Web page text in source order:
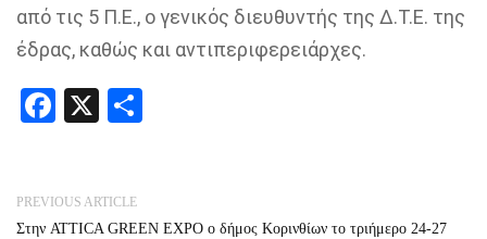
από τις 5 Π.Ε., ο γενικός διευθυντής της Δ.Τ.Ε. της
έδρας, καθώς και αντιπεριφερειάρχες.
Facebook
X
PREVIOUS ARTICLE
Στην ATTICA GREEN EXPO ο δήμος Κορινθίων το τριήμερο 24-27